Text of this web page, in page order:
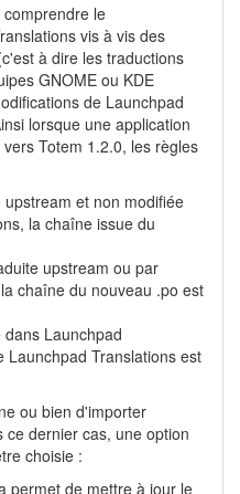
le
vis à vis des
à dire les traductions
GNOME ou KDE
de Launchpad
lorsque une application
Totem 1.2.0, les règles
et non modifiée
la chaîne issue du
upstream ou par
chaîne du nouveau .po est
Launchpad
Launchpad Translations est
ou bien d'importer
dernier cas, une option
choisie :
permet de mettre à jour le